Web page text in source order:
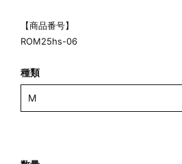
【商品番号】
ROM25hs-06
種類